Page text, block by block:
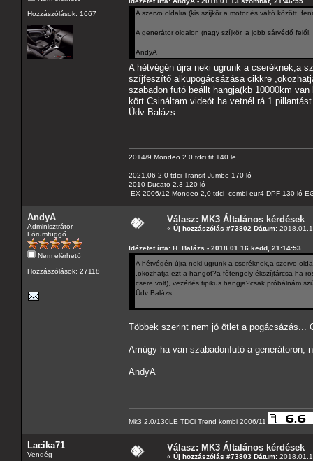
Hozzászólások: 1667
A szervo oldalra (kis szíjkör a motor és váltó között,
A generátor oldalon (nagy szíjkör, a jobb sárvédő
AndyA
A hétvégén újra neki ugrunk a cseréknek,a
szíjfeszítő alkupogácsázása cikkre
szabadon futó beállt hangja(kb 10000km
kört.Csináltam videót ha vetnél rá 1
Üdv Balázs
2014/9 Mondeo 2.0 tdci tit 140 le
2021.06 2.0 tdci Transit Jumbo 170 ló
2010 Ducato 2.3 120 ló
EX 2006/12 Mondeo 2,0 tdci combi eur4 DPF 130 ló
AndyA
Adminisztrátor
Fórumfüggő
Nem elérhető
Hozzászólások: 27118
Válasz: MK3 Általános kérdések
« Új hozzászólás #73802 Dátum:
Idézetet írta: H. Balázs - 2018.01.16 kedd, 21:14:53
A hétvégén újra neki ugrunk a cseréknek,a szervo
,okozhatja ezt a hangot?a főtengely ékszíjtárcsa ha
csere volt), vezérlés tipikus hangja?csak próbálnám
Üdv Balázs
Többek szerint nem jó ötlet a pogácsázás...
Amúgy ha van szabadonfutó a generátoron,
AndyA
Mk3 2.0/130LE TDCi Trend kombi 2006/11
Lacika71
Vendég
Válasz: MK3 Általános kérdések
« Új hozzászólás #73803 Dátum: